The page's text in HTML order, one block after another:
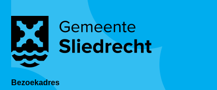
Bezoekadres